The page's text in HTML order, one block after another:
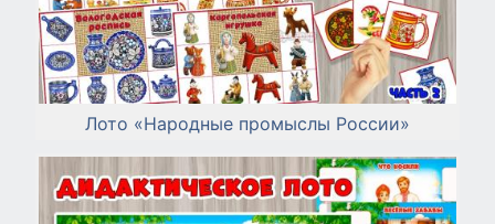
Лото «Народные промыслы России»